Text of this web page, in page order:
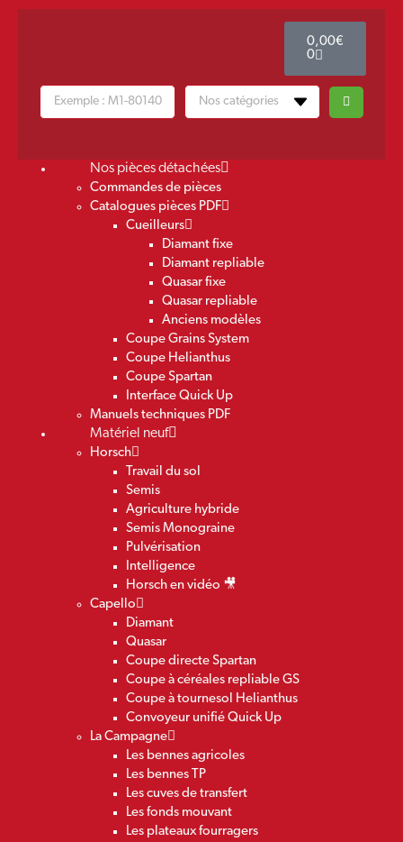
0,00€
0
Nos pièces détachées
Commandes de pièces
Catalogues pièces PDF
Cueilleurs
Diamant fixe
Diamant repliable
Quasar fixe
Quasar repliable
Anciens modèles
Coupe Grains System
Coupe Helianthus
Coupe Spartan
Interface Quick Up
Manuels techniques PDF
Matériel neuf
Horsch
Travail du sol
Semis
Agriculture hybride
Semis Monograine
Pulvérisation
Intelligence
Horsch en vidéo 🎥
Capello
Diamant
Quasar
Coupe directe Spartan
Coupe à céréales repliable GS
Coupe à tournesol Helianthus
Convoyeur unifié Quick Up
La Campagne
Les bennes agricoles
Les bennes TP
Les cuves de transfert
Les fonds mouvant
Les plateaux fourragers